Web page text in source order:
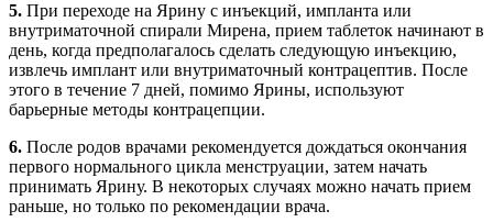
5. При переходе на Ярину с инъекций, импланта или
внутриматочной спирали Мирена, прием таблеток начинают в
день, когда предполагалось сделать следующую инъекцию,
извлечь имплант или внутриматочный контрацептив. После
этого в течение 7 дней, помимо Ярины, используют
барьерные методы контрацепции.
6. После родов врачами рекомендуется дождаться окончания
первого нормального цикла менструации, затем начать
принимать Ярину. В некоторых случаях можно начать прием
раньше, но только по рекомендации врача.